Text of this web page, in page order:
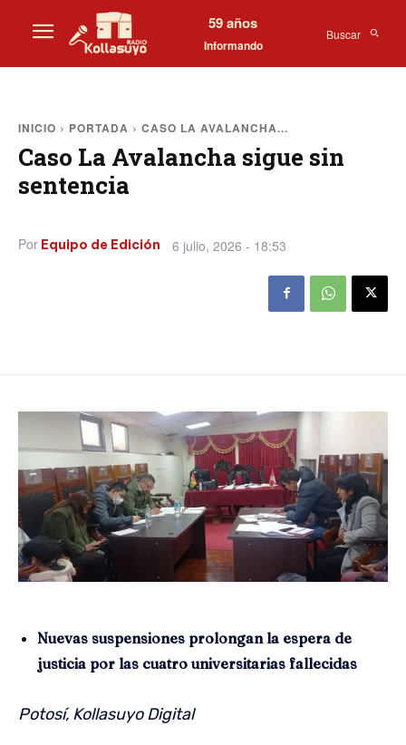
59 años
Informando
Buscar
INICIO PORTADA CASO LA AVALANCHA...
Caso La Avalancha sigue sin
sentencia
Por Equipo de Edición 6 julio, 2026 - 18:53
Nuevas suspensiones prolongan la espera de
justicia por las cuatro universitarias fallecidas
Potosí, Kollasuyo Digital